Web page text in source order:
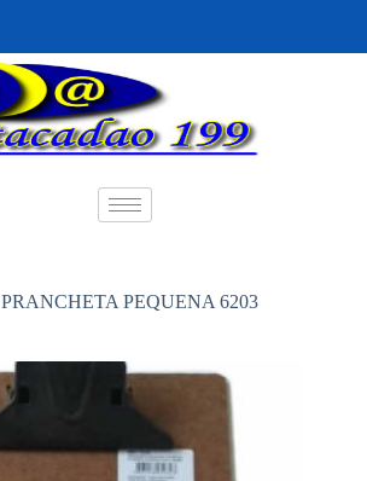
PRANCHETA PEQUENA 6203